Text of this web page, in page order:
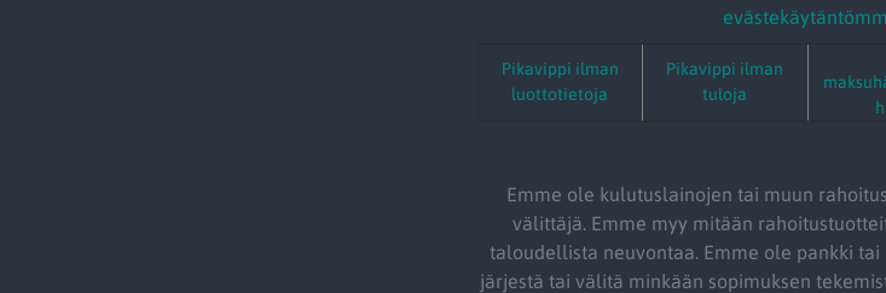
Pikavippi ilman
luottotietoja
Pikavippi ilman
tuloja
Emme ole kulutuslainojen tai muun
välittäjä. Emme myy mitään
taloudellista neuvontaa. Emme ole pankki
järjestä tai välitä minkään sopimuksen